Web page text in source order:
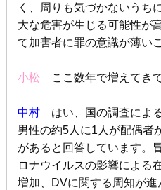
く、周りも気づかないうち
大な危害が生じる可能性が
て加害者に罪の意識が薄い
小松 ここ数年で増えてき
中村 はい、国の調査によ
男性の約5人に1 人が配偶者
があると回答しています。
ロナウイルスの影響による
増加、
DVに関する周知が